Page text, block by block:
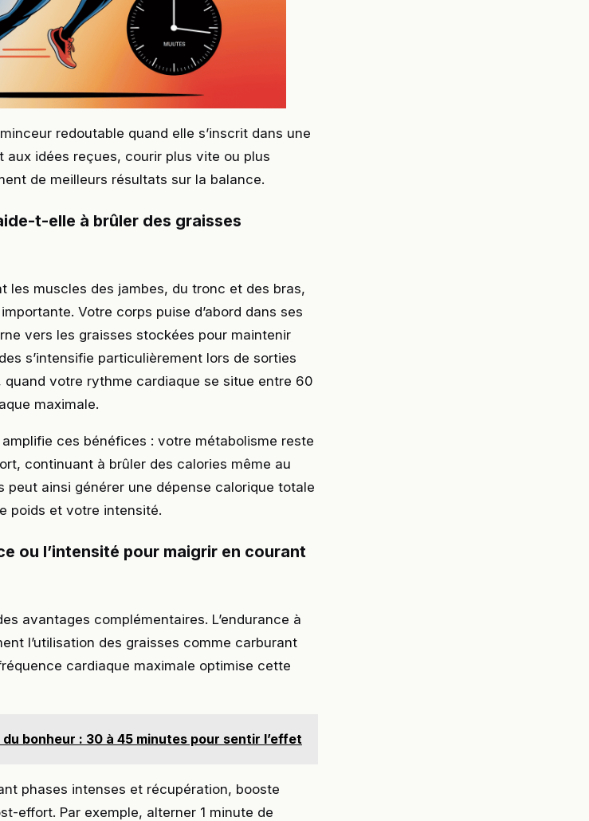
redoutable quand elle s’inscrit dans une
idées reçues, courir plus vite ou plus
de meilleurs résultats sur la balance.
t-elle à brûler des graisses
les muscles des jambes, du tronc et des bras,
Votre corps puise d’abord dans ses
vers les graisses stockées pour maintenir
s’intensifie particulièrement lors de sorties
quand votre rythme cardiaque se situe entre 60
maximale.
ces bénéfices : votre métabolisme reste
continuant à brûler des calories même au
peut ainsi générer une dépense calorique totale
poids et votre intensité.
ou l’intensité pour maigrir en courant
avantages complémentaires. L’endurance à
l’utilisation des graisses comme carburant
cardiaque maximale optimise cette
bonheur : 30 à 45 minutes pour sentir l’effet
phases intenses et récupération, booste
effort. Par exemple, alterner 1 minute de